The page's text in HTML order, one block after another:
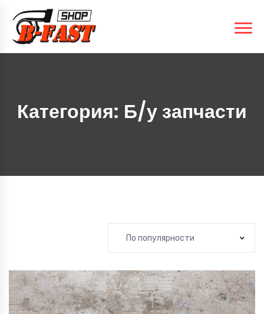
Категория: Б/у запчасти
По популярности